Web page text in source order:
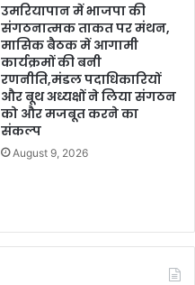
उमरियापान में भाजपा की
संगठनात्मक ताकत पर मंथन,
मासिक बैठक में आगामी
कार्यक्रमों की बनी
रणनीति,मंडल पदाधिकारियों
और बूथ अध्यक्षों ने लिया संगठन
को और मजबूत करने का
संकल्प
August 9, 2026